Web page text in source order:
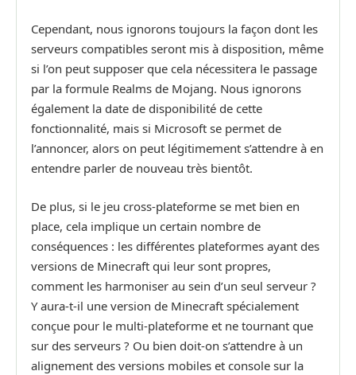
Cependant, nous ignorons toujours la façon dont les
serveurs compatibles seront mis à disposition, même
si l’on peut supposer que cela nécessitera le passage
par la formule Realms de Mojang. Nous ignorons
également la date de disponibilité de cette
fonctionnalité, mais si Microsoft se permet de
l’annoncer, alors on peut légitimement s’attendre à en
entendre parler de nouveau très bientôt.
De plus, si le jeu cross-plateforme se met bien en
place, cela implique un certain nombre de
conséquences : les différentes plateformes ayant des
versions de Minecraft qui leur sont propres,
comment les harmoniser au sein d’un seul serveur ?
Y aura-t-il une version de Minecraft spécialement
conçue pour le multi-plateforme et ne tournant que
sur des serveurs ? Ou bien doit-on s’attendre à un
alignement des versions mobiles et console sur la